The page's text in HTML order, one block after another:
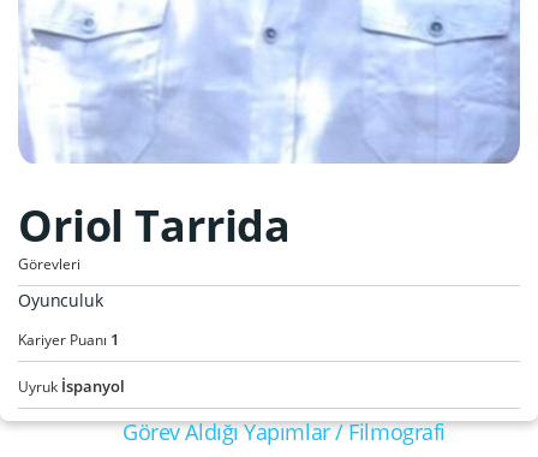
Oriol Tarrida
Görevleri
Oyunculuk
Kariyer Puanı 1
Uyruk İspanyol
Görev Aldığı Yapımlar / Filmografi